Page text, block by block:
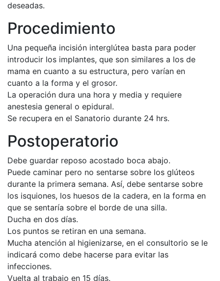
deseadas.
Procedimiento
Una pequeña incisión interglútea basta para poder
introducir los implantes, que son similares a los de
mama en cuanto a su estructura, pero varían en
cuanto a la forma y el grosor.
La operación dura una hora y media y requiere
anestesia general o epidural.
Se recupera en el Sanatorio durante 24 hrs.
Postoperatorio
Debe guardar reposo acostado boca abajo.
Puede caminar pero no sentarse sobre los glúteos
durante la primera semana. Así, debe sentarse sobre
los isquiones, los huesos de la cadera, en la forma en
que se sentaría sobre el borde de una silla.
Ducha en dos días.
Los puntos se retiran en una semana.
Mucha atención al higienizarse, en el consultorio se le
indicará como debe hacerse para evitar las
infecciones.
Vuelta al trabajo en 15 días.